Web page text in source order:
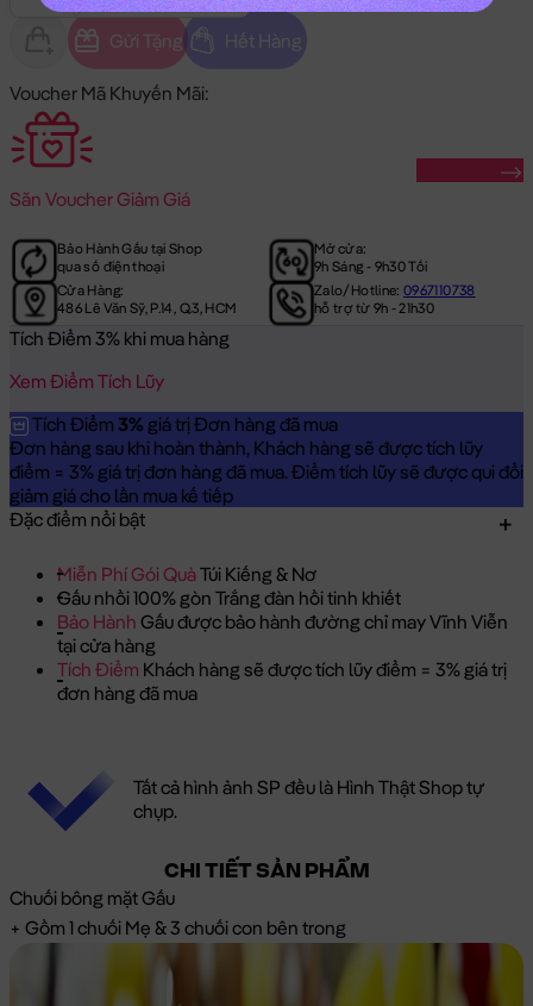
Gửi Tặng Hết Hàng
Voucher Mã Khuyến Mãi:
Săn Voucher Giảm Giá
Bảo Hành Gấu tại Shop
qua số điện thoại
Mở cửa:
9h Sáng - 9h30 Tối
Cửa Hàng:
486 Lê Văn Sỹ, P.14, Q.3, HCM
Zalo/Hotline:0967110738
hỗ trợ từ 9h - 21h30
Tích Điểm 3% khi mua hàng
Xem Điểm Tích Lũy
Tích Điểm 3% giá trị Đơn hàng đã mua
Đơn hàng sau khi hoàn thành, Khách hàng sẽ được tích lũy
điểm = 3% giá trị đơn hàng đã mua. Điểm tích lũy sẽ được qui đổi
giảm giá cho lần mua kế tiếp
Đặc điểm nổi bật
Miễn Phí Gói QuàTúi Kiếng & Nơ
Gấu nhồi 100% gòn Trắng đàn hồi tinh khiết
Bảo Hành Gấu được bảo hành đường chỉ may Vĩnh Viễn
tại cửa hàng
Tích Điểm Khách hàng sẽ được tích lũy điểm = 3% giá trị
đơn hàng đã mua
Tất cả hình ảnh SP đều là Hình Thật Shop tự
chụp.
CHI TIẾT SẢN PHẨM
Chuối bông mặt Gấu
+ Gồm 1 chuối Mẹ & 3 chuối con bên trong